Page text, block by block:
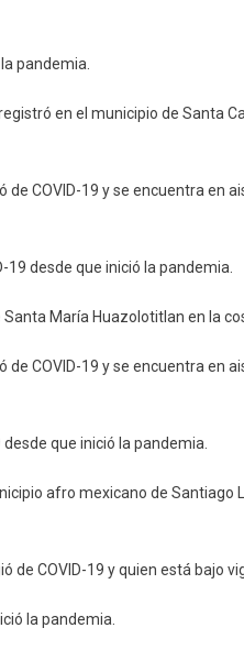
pandemia.
en el municipio de Santa
COVID-19 y se encuentra en
19 desde que inició la pandemia.
María Huazolotitlan en la
COVID-19 y se encuentra en
que inició la pandemia.
afro mexicano de Santiago
COVID-19 y quien está bajo
la pandemia.